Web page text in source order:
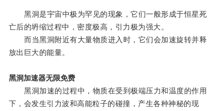
黑洞是宇宙中极为罕见的现象，它们一般形成于恒星死
亡后的坍缩过程中，密度极高，引力极为强大。
而当黑洞附近有大量物质进入时，它们会加速旋转并释
放出巨大的能量。
黑洞加速器无限免费
黑洞加速的过程中，物质在受到极端压力和温度的作用
下，会发生引力波和高能粒子的碰撞，产生各种神秘的现